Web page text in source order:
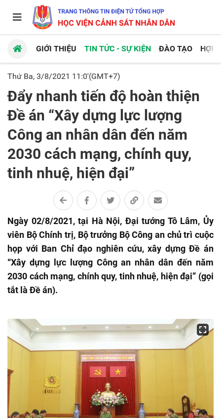
GIỚI THIỆU TIN TỨC - SỰ KIỆN ĐÀO TẠO HỢP
Thứ Ba, 3/8/2021 11:0'(GMT+7)
Đẩy nhanh tiến độ hoàn thiện
Đề án “Xây dựng lực lượng
Công an nhân dân đến năm
2030 cách mạng, chính quy,
tinh nhuệ, hiện đại”
Ngày 02/8/2021, tại Hà Nội, Đại tướng Tô Lâm, Ủy
viên Bộ Chính trị, Bộ trưởng Bộ Công an chủ trì cuộc
họp với Ban Chỉ đạo nghiên cứu, xây dựng Đề án
“Xây dựng lực lượng Công an nhân dân đến năm
2030 cách mạng, chính quy, tinh nhuệ, hiện đại” (gọi
tắt là Đề án).